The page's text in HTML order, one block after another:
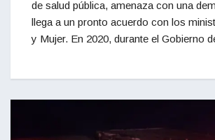
de salud pública, amenaza con una
llega a un pronto acuerdo con los
y Mujer. En 2020, durante el Gobierno